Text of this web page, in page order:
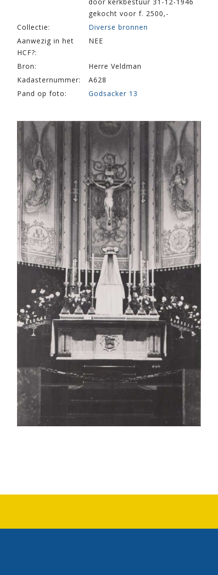
door kerkbestuur 31-12-1946
gekocht voor f. 2500,-
Collectie:
Diverse bronnen
Aanwezig in het
HCF?:
NEE
Bron:
Herre Veldman
Kadasternummer:
A628
Pand op foto:
Godsacker 13